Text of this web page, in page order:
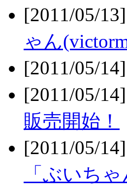
[2011/05/
ゃん
[2011/05/
[2011/05/
販売開始！
[2011/05/
「ぶいち